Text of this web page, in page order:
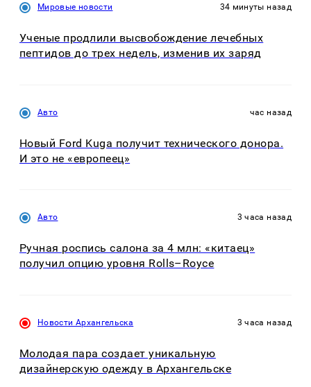
Мировые новости 34 минуты назад
Ученые продлили высвобождение лечебных
пептидов до трех недель, изменив их заряд
Авто час назад
Новый Ford Kuga получит технического донора.
И это не «европеец»
Авто 3 часа назад
Ручная роспись салона за 4 млн: «китаец»
получил опцию уровня Rolls–Royce
Новости Архангельска 3 часа назад
Молодая пара создает уникальную
дизайнерскую одежду в Архангельске